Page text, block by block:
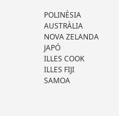
POLINÈSIA
AUSTRÀLIA
NOVA ZELANDA
JAPÓ
ILLES COOK
ILLES FIJI
SAMOA